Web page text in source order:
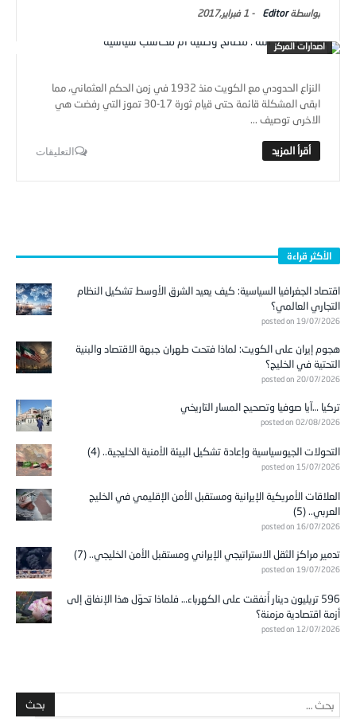
Editor
- 1 فبراير,2017
اصدارات المركز
النزاع الحدودي مع الكويت منذ 1932 في زمن الحكم العثماني، مما
ابقى المشكلة قائمة حتى قيام ثورة 17-30 تموز التي رفضت هي
الاخرى توصيف ...
التعليقات
الأكثر قراءة
اقتصاد الجغرافيا السياسية: كيف يعيد الشرق الأوسط تشكيل النظام
التجاري العالمي؟
posted on 19/07/2026
هجوم إيران على الكويت: لماذا فتحت طهران جبهة الاقتصاد والبنية
التحتية في الخليج؟
posted on 20/07/2026
تركيا …آيا صوفيا وتصحيح المسار التاريخي
posted on 02/08/2026
التحولات الجيوسياسية وإعادة تشكيل البيئة الأمنية الخليجية.. (4)
posted on 15/07/2026
العلاقات الأمريكية الإيرانية ومستقبل الأمن الإقليمي في الخليج
العربي.. (5)
posted on 16/07/2026
تدمير مراكز الثقل الاستراتيجي الإيراني ومستقبل الأمن الخليجي.. (7)
posted on 19/07/2026
596 تريليون دينار أُنفقت على الكهرباء… فلماذا تحوّل هذا الإنفاق إلى
أزمة اقتصادية مزمنة؟
posted on 12/07/2026